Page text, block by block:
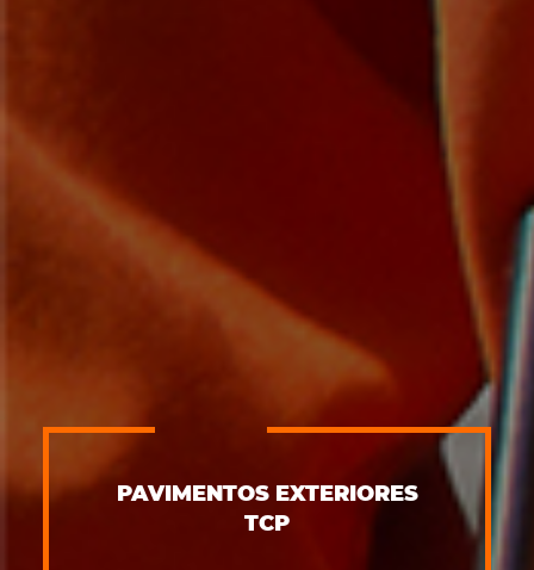
PAVIMENTOS EXTERIORES
TCP